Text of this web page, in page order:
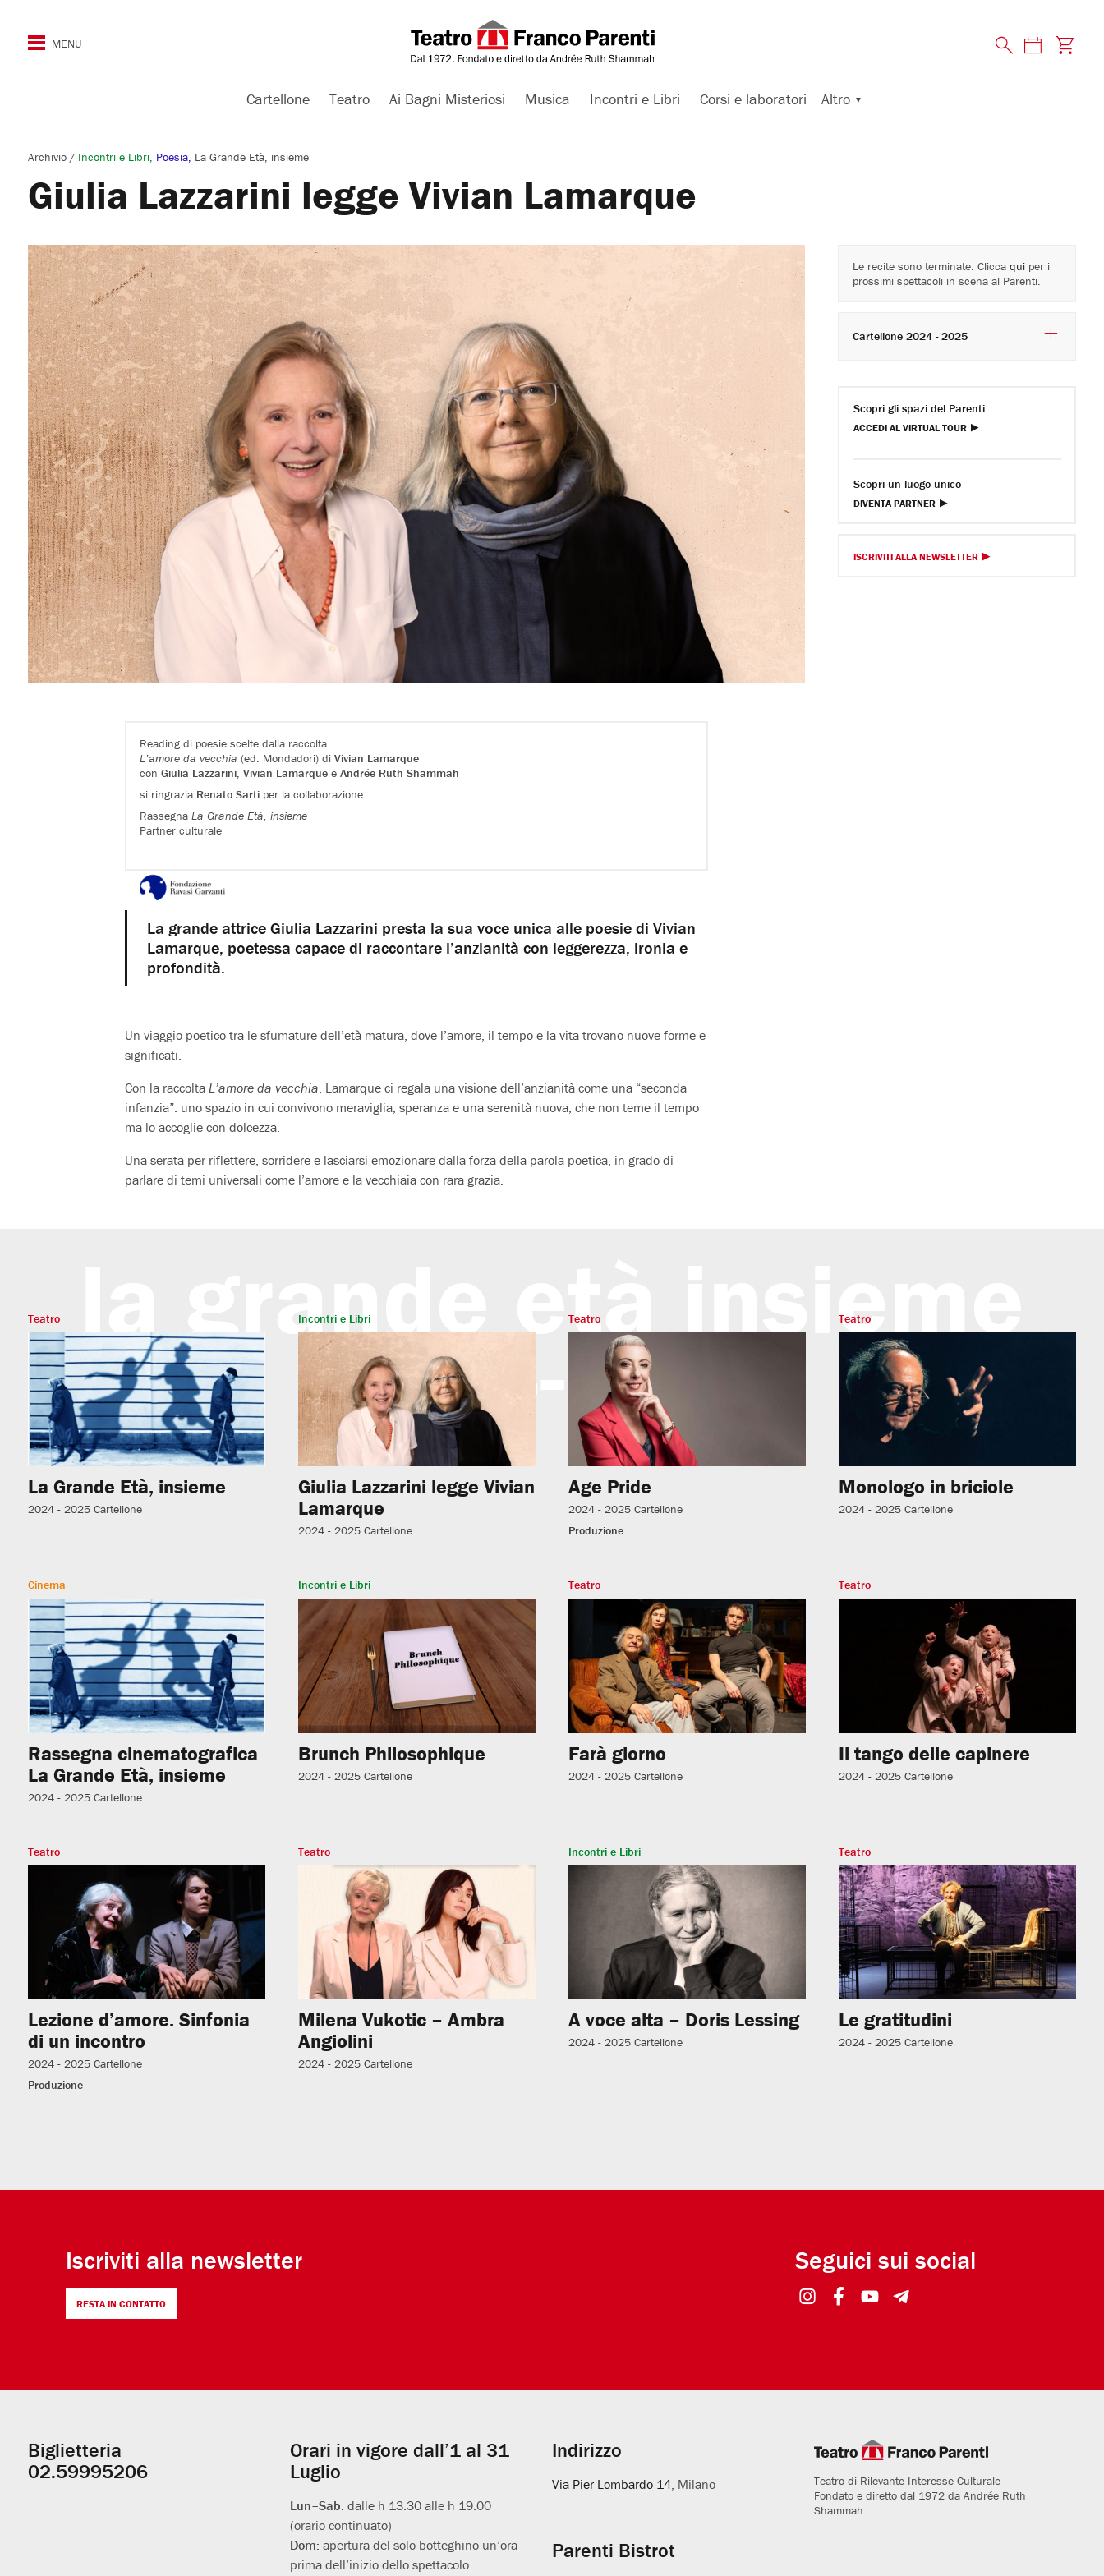
Cartellone Teatro Ai Bagni Misteriosi Musica Incontri e Libri Corsi e laboratori Altro
Archivio / Incontri e Libri Poesia La Grande Età, insieme
Giulia Lazzarini legge Vivian Lamarque
Reading di poesie scelte dalla raccolta
L’amore da vecchia (ed. Mondadori) diVivian Lamarque
conGiulia Lazzarini,Vivian Lamarque eAndrée Ruth Shammah
si ringrazia Renato Sarti per la collaborazione
RassegnaLa Grande Età, insieme
Partner culturale
La grande attrice Giulia Lazzarini presta la sua voce unica alle poesie di Vivian
Lamarque, poetessa capace di raccontare l’anzianità con leggerezza, ironia e
profondità.
Un viaggio poetico tra le sfumature dell’età matura, dove l’amore, il tempo e la vita trovano nuove forme e
significati.
Con la raccolta L’amore da vecchia , Lamarque ci regala una visione dell’anzianità come una “seconda
infanzia”: uno spazio in cui convivono meraviglia, speranza e una serenità nuova, che non teme il tempo
ma lo accoglie con dolcezza.
Una serata per riflettere, sorridere e lasciarsi emozionare dalla forza della parola poetica, in grado di
parlare di temi universali come l’amore e la vecchiaia con rara grazia.
Le recite sono terminate. Clicca quiper i
prossimi spettacoli in scena al Parenti.
Cartellone 2024 - 2025
Scopri gli spazi del Parenti
ACCEDI AL VIRTUAL TOUR
Scopri un luogo unico
DIVENTA PARTNER
ISCRIVITI ALLA NEWSLETTER
la grande età insieme
24-25
Teatro
La Grande Età, insieme
2024 - 2025 Cartellone
Incontri e Libri
Giulia Lazzarini legge Vivian
Lamarque
2024 - 2025 Cartellone
Teatro
Age Pride
2024 - 2025 Cartellone
Produzione
Teatro
Monologo in briciole
2024 - 2025 Cartellone
Cinema
Rassegna cinematografica
La Grande Età, insieme
2024 - 2025 Cartellone
Incontri e Libri
Brunch Philosophique
2024 - 2025 Cartellone
Teatro
Farà giorno
2024 - 2025 Cartellone
Teatro
Il tango delle capinere
2024 - 2025 Cartellone
Teatro
Lezione d’amore. Sinfonia
di un incontro
2024 - 2025 Cartellone
Produzione
Teatro
Milena Vukotic – Ambra
Angiolini
2024 - 2025 Cartellone
Incontri e Libri
A voce alta – Doris Lessing
2024 - 2025 Cartellone
Teatro
Le gratitudini
2024 - 2025 Cartellone
Iscriviti alla newsletter
RESTA IN CONTATTO
Seguici sui social
Informazioni
utili
Biglietteria
02.59995206
Orari in vigore dall’1 al 31
Luglio
Lun–Sab: dalle h 13.30 alle h 19.00
(orario continuato)
Dom: apertura del solo botteghino un’ora
prima dell’inizio dello spettacolo.
Indirizzo
Via Pier Lombardo 14 , Milano
Parenti Bistrot
Teatro di Rilevante Interesse Culturale
Fondato e diretto dal 1972 da Andrée Ruth
Shammah